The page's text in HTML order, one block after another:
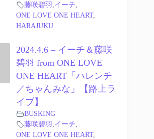
藤咲碧羽 イーチ
ONE LOVE ONE HEART,
HARAJUKU
2024.4.6 – イーチ＆藤咲
碧羽 from ONE LOVE
ONE HEART「ハレンチ
／ちゃんみな」【路上ラ
イブ】
BUSKING
藤咲碧羽 イーチ
ONE LOVE ONE HEART,